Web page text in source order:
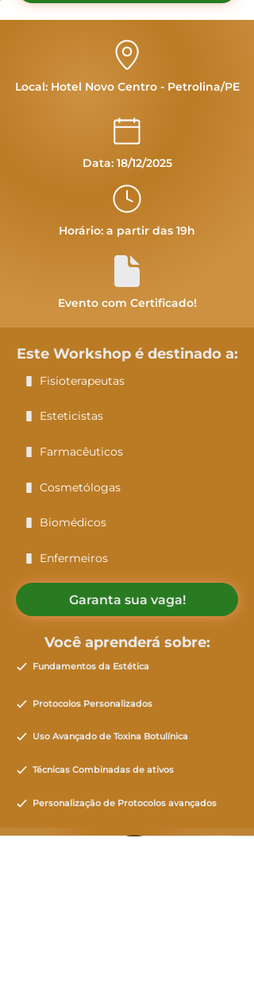
Local: Hotel Novo Centro - Petrolina/PE
Data: 18/12/2025
Horário: a partir das 19h
Evento com Certificado!
Este Workshop é destinado a:
Fisioterapeutas
Esteticistas
Farmacêuticos
Cosmetólogas
Biomédicos
Enfermeiros
Garanta sua vaga!
Você aprenderá sobre:
Fundamentos da Estética
Protocolos Personalizados
Uso Avançado de Toxina Botulínica
Técnicas Combinadas de ativos
Personalização de Protocolos avançados